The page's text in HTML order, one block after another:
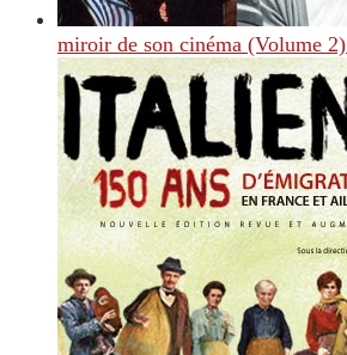
miroir de son cinéma (Volume 2)